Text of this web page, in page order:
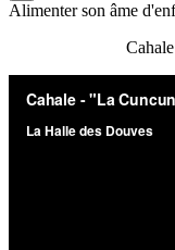
Alimenter son âme